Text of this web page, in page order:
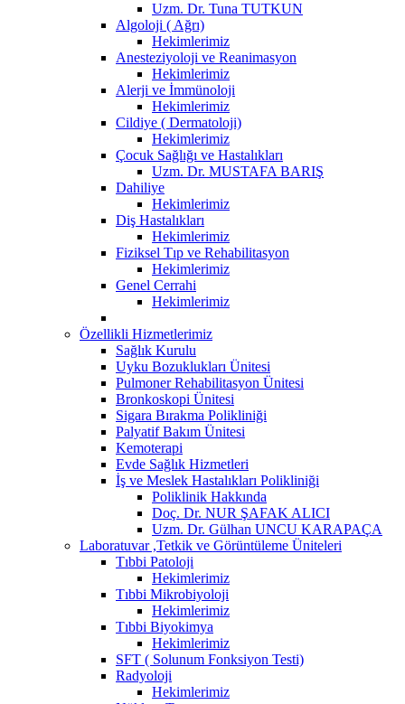
Uzm. Dr. Tuna TUTKUN
Algoloji ( Ağrı)
Hekimlerimiz
Anesteziyoloji ve Reanimasyon
Hekimlerimiz
Alerji ve İmmünoloji
Hekimlerimiz
Cildiye ( Dermatoloji)
Hekimlerimiz
Çocuk Sağlığı ve Hastalıkları
Uzm. Dr. MUSTAFA BARIŞ
Dahiliye
Hekimlerimiz
Diş Hastalıkları
Hekimlerimiz
Fiziksel Tıp ve Rehabilitasyon
Hekimlerimiz
Genel Cerrahi
Hekimlerimiz
Özellikli Hizmetlerimiz
Sağlık Kurulu
Uyku Bozuklukları Ünitesi
Pulmoner Rehabilitasyon Ünitesi
Bronkoskopi Ünitesi
Sigara Bırakma Polikliniği
Palyatif Bakım Ünitesi
Kemoterapi
Evde Sağlık Hizmetleri
İş ve Meslek Hastalıkları Polikliniği
Poliklinik Hakkında
Doç. Dr. NUR ŞAFAK ALICI
Uzm. Dr. Gülhan UNCU KARAPAÇA
Laboratuvar ,Tetkik ve Görüntüleme Üniteleri
Tıbbi Patoloji
Hekimlerimiz
Tıbbi Mikrobiyoloji
Hekimlerimiz
Tıbbi Biyokimya
Hekimlerimiz
SFT ( Solunum Fonksiyon Testi)
Radyoloji
Hekimlerimiz